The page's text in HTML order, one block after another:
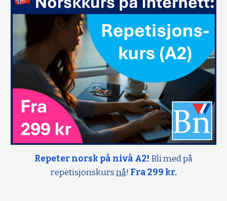
Repeter norsk på nivå A2! Bli med på
repetisjonskursnå! Fra 299 kr.